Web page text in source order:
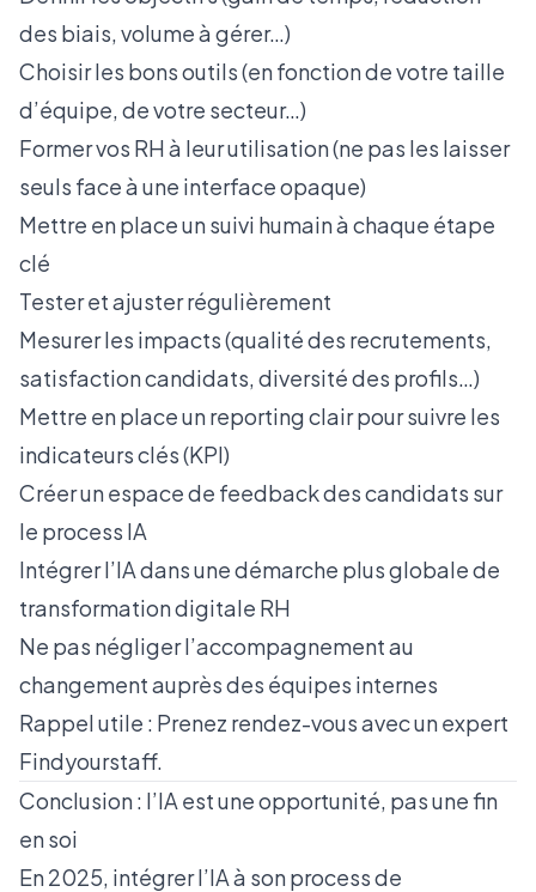
des biais, volume à gérer…)
Choisir les bons outils (en fonction de votre taille
d’équipe, de votre secteur…)
Former vos RH à leur utilisation (ne pas les laisser
seuls face à une interface opaque)
Mettre en place un suivi humain à chaque étape
clé
Tester et ajuster régulièrement
Mesurer les impacts (qualité des recrutements,
satisfaction candidats, diversité des profils…)
Mettre en place un reporting clair pour suivre les
indicateurs clés (KPI)
Créer un espace de feedback des candidats sur
le process IA
Intégrer l’IA dans une démarche plus globale de
transformation digitale RH
Ne pas négliger l’accompagnement au
changement auprès des équipes internes
Rappel utile : Prenez rendez-vous avec un expert
Findyourstaff.
Conclusion : l’IA est une opportunité, pas une fin
en soi
En 2025, intégrer l’IA à son process de